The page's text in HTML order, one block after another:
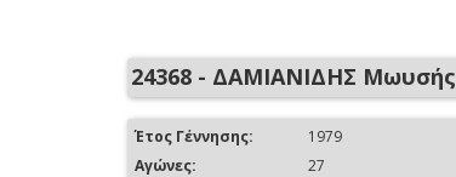
24368 - ΔΑΜΙΑΝΙΔΗΣ Μωυσής
Έτος Γέννησης:
1979
Αγώνες:
27